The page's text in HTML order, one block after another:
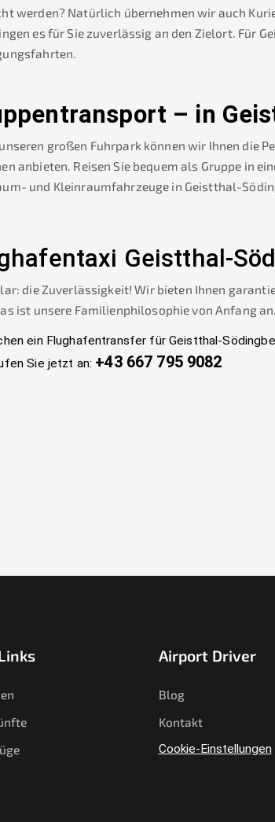
werden? Natürlich übernehmen wir auch
es für Sie zuverlässig an den Zielort. Für
– in
großen Fuhrpark können wir Ihnen die
anbieten. Reisen Sie bequem als Gruppe in
und Kleinraumfahrzeuge in Geistthal-
Geistthal-
die Zuverlässigkeit! Wir bieten Ihnen
ist unsere Familienphilosophie von Anfang an.
ein Flughafentransfer für Geistthal-
Sie jetzt an: +43 667 795 9082
Airport Driver
Blog
Kontakt
Cookie-Einstellungen